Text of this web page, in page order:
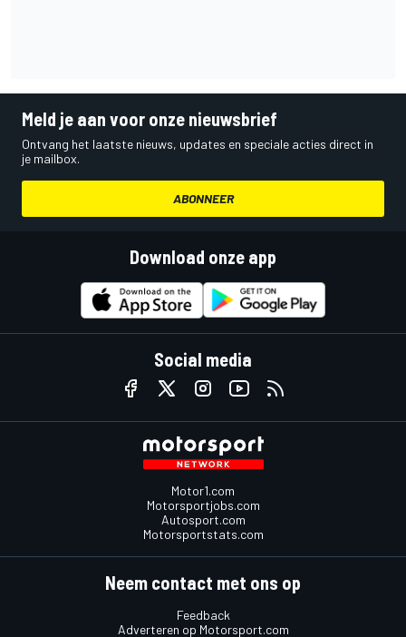
Meld je aan voor onze nieuwsbrief
Ontvang het laatste nieuws, updates en speciale acties direct in
je mailbox.
ABONNEER
Download onze app
Social media
Motor1.com
Motorsportjobs.com
Autosport.com
Motorsportstats.com
Neem contact met ons op
Feedback
Adverteren op Motorsport.com